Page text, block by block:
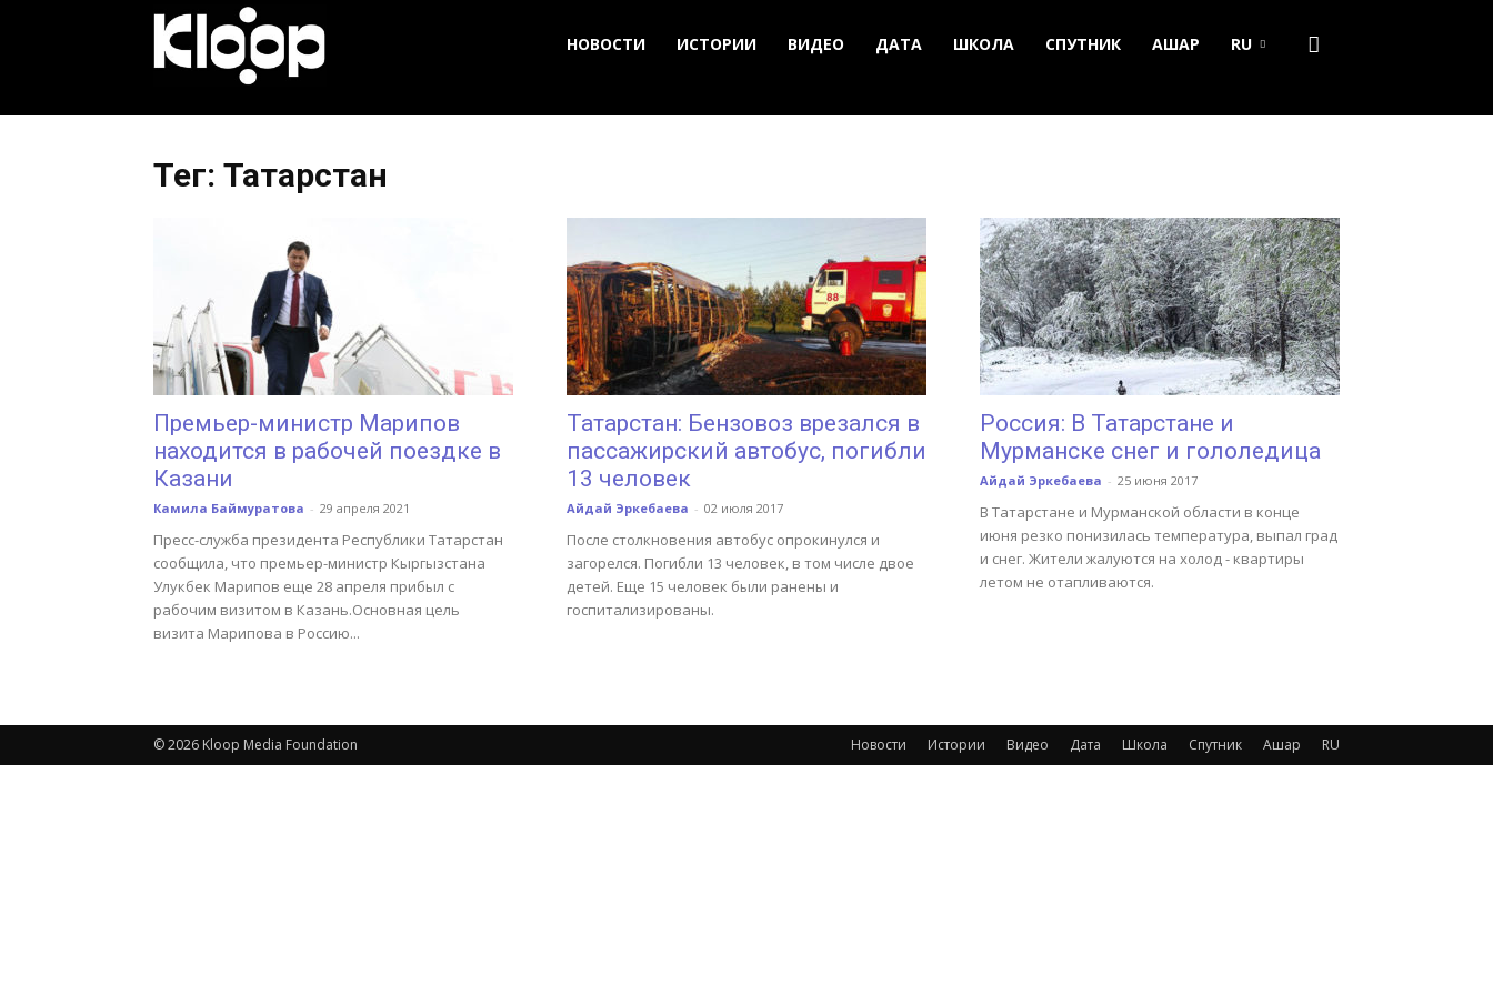
Кыргызстана
НОВОСТИ ИСТОРИИ ВИДЕО ДАТА ШКОЛА СПУТНИК АШАР RU
Тег: Татарстан
Премьер-министр Марипов
находится в рабочей поездке в
Казани
Камила Баймуратова - 29 апреля 2021
Пресс-служба президента Республики Татарстан
сообщила, что премьер-министр Кыргызстана
Улукбек Марипов еще 28 апреля прибыл с
рабочим визитом в Казань.Основная цель
визита Марипова в Россию...
Татарстан: Бензовоз врезался в
пассажирский автобус, погибли
13 человек
Айдай Эркебаева - 02 июля 2017
После столкновения автобус опрокинулся и
загорелся. Погибли 13 человек, в том числе двое
детей. Еще 15 человек были ранены и
госпитализированы.
Россия: В Татарстане и
Мурманске снег и гололедица
Айдай Эркебаева - 25 июня 2017
В Татарстане и Мурманской области в конце
июня резко понизилась температура, выпал град
и снег. Жители жалуются на холод - квартиры
летом не отапливаются.
Новости Истории Видео Дата Школа Спутник Ашар RU
© 2026 Kloop Media Foundation